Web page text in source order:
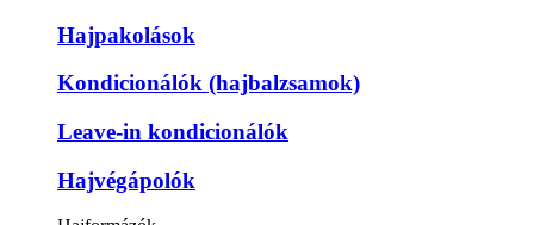
Hajpakolások
Kondicionálók (hajbalzsamok)
Leave-in kondicionálók
Hajvégápolók